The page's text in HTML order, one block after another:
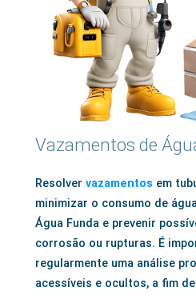
Vazamentos de
Resolver vazamentos em
minimizar o consumo de
Água Funda e prevenir
corrosão ou rupturas. É
regularmente uma análise
acessíveis e ocultos, a fim